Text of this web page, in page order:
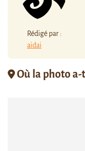
Rédigé par :
aidai
Où la photo a-